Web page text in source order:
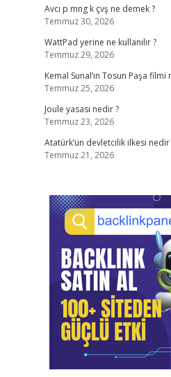
Avcı p mng k çvş ne demek ?
Temmuz 30, 2026
WattPad yerine ne kullanılır ?
Temmuz 29, 2026
Kemal Sunal’ın Tosun Paşa
Temmuz 25, 2026
Joule yasası nedir ?
Temmuz 23, 2026
Atatürk’ün devletcilik ilkesi nedir
Temmuz 21, 2026